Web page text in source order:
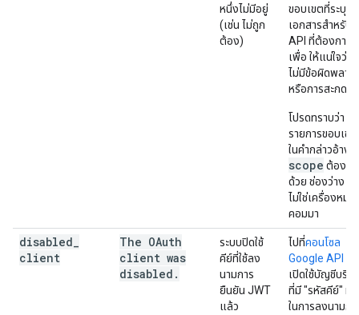
หนึ่งไม่มีอยู่
(เช่น ไม่ถูก
ต้อง)
ขอบเขตที่ระบุไว้
เอกสารสำหรับ
API ที่ต้องการใ
เพื่อ ให้แน่ใจว่า
ไม่มีข้อผิดพลาด
หรือการสะกดผิด
โปรดทราบว่า
รายการขอบเขต
ในคำกล่าวอ้าง
scope ต้องคั่น
ด้วย ช่องว่าง
ไม่ใช่เครื่องหมา
คอมมา
disabled
client
The OAuth
client was
disabled .
ระบบปิดใช้
คีย์ที่ใช้ลง
นามการ
ยืนยัน JWT
แล้ว
ไปที่คอนโซล
Google API
เปิดใช้บัญชีบริก
ที่มี "รหัสคีย์" ที่ใ
ในการลงนามกา